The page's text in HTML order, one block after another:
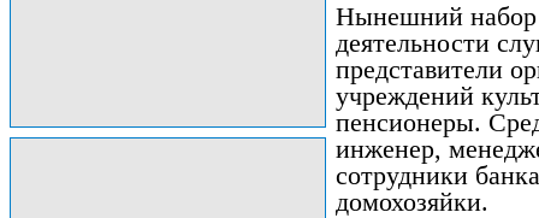
Нынешний набор
деятельности
представители
учреждений
пенсионеры.
инженер,
сотрудники
домохозяйки.